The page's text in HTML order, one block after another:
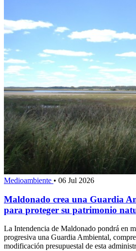
Medioambiente • 06 Jul 2026
Maldonado crea una Guardia
para proteger su patrimonio
La Intendencia de Maldonado pondrá en
progresiva una Guardia Ambiental,
modificación presupuestal de esta